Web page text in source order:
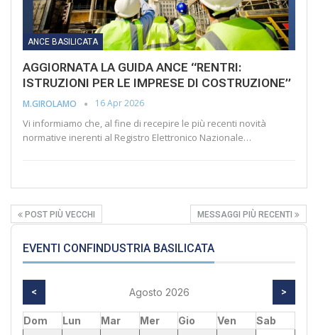
ANCE BASILICATA
AGGIORNATA LA GUIDA ANCE “RENTRI:
ISTRUZIONI PER LE IMPRESE DI COSTRUZIONE”
M.GIROLAMO 16 Apr 2026
Vi informiamo che, al fine di recepire le più recenti novità
normative inerenti al Registro Elettronico Nazionale…
POST PIÙ VECCHI MESSAGGI PIÙ RECENTI
EVENTI CONFINDUSTRIA BASILICATA
< Agosto 2026 >
Dom Lun Mar Mer Gio Ven
Sab